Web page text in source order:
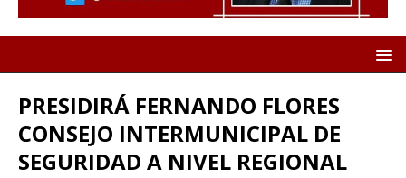
PRESIDIRÁ FERNANDO FLORES
CONSEJO INTERMUNICIPAL DE
SEGURIDAD A NIVEL REGIONAL